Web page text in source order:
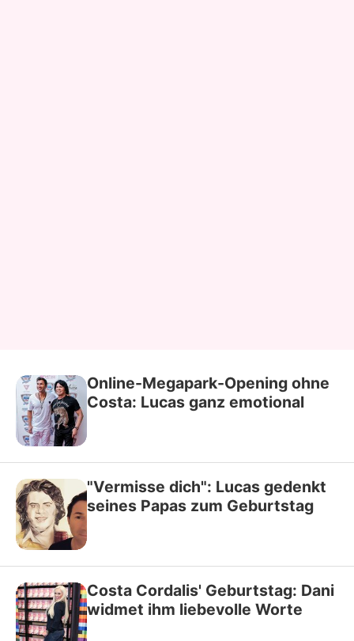
Online-Megapark-Opening ohne
Costa: Lucas ganz emotional
"Vermisse dich": Lucas gedenkt
seines Papas zum Geburtstag
Costa Cordalis' Geburtstag: Dani
widmet ihm liebevolle Worte